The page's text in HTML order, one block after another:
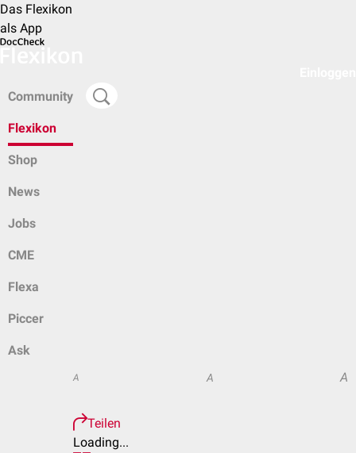
Das Flexikon
als App
Community
Flexikon
Shop
News
Jobs
CME
Flexa
Piccer
Ask
A A A
Teilen
Loading...